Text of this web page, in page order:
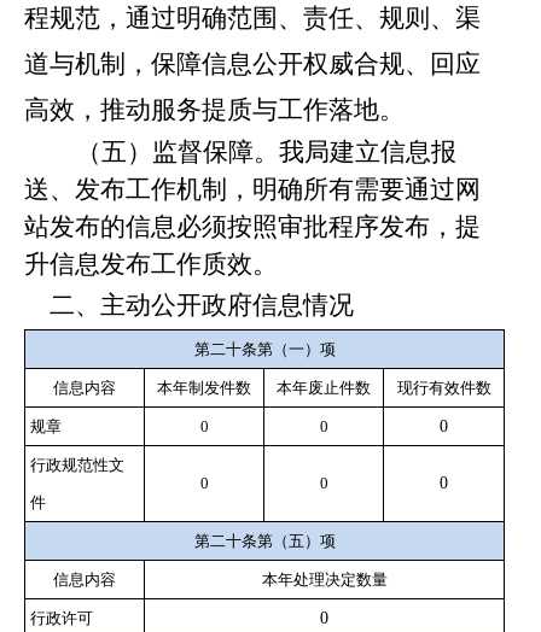
程规范，通过明确范围、责任、规则、渠
道与机制，保障信息公开权威合规、回应
高效，推动服务提质与工作落地。
（五）监督保障。 我局建立信息报
送、发布工作机制，明确所有需要通过网
站发布的信息必须按照审批程序发布，提
升信息发布工作质效。
二、 主动公开政府信息情况
第二十条第（一）项
信息内容 本年制发件数 本年废止件数 现行有效件数
规章 0 0 0
行政规范性文
件
0 0 0
第二十条第（五）项
信息内容 本年处理决定数量
行政许可 0